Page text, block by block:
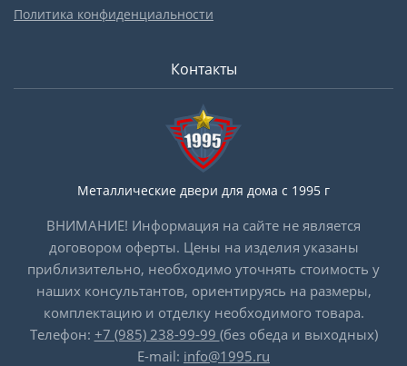
Политика конфиденциальности
Контакты
Металлические двери для дома с 1995 г
ВНИМАНИЕ! Информация на сайте не является
договором оферты. Цены на изделия указаны
приблизительно, необходимо уточнять стоимость у
наших консультантов, ориентируясь на размеры,
комплектацию и отделку необходимого товара.
Телефон: +7 (985) 238-99-99 (без обеда и выходных)
E-mail: info@1995.ru